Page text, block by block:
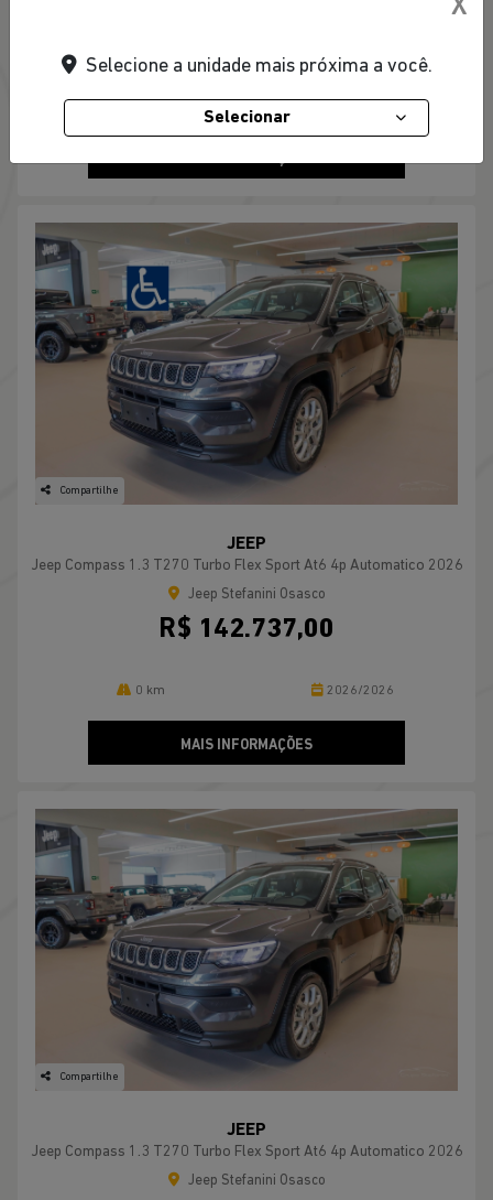
0 km 2026/2026
Compartilhe
JEEP
Jeep Compass 1.3 T270 Turbo Flex Sport At6 4p Automatico 2026
Jeep Stefanini Osasco
R$ 142.737,00
0 km 2026/2026
MAIS INFORMAÇÕES
Compartilhe
JEEP
Jeep Compass 1.3 T270 Turbo Flex Sport At6 4p Automatico 2026
Jeep Stefanini Osasco
X
Selecione a unidade mais próxima a você.
Selecionar